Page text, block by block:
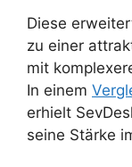
Diese
zu einer
mit
In einem
erhielt
seine Stärke